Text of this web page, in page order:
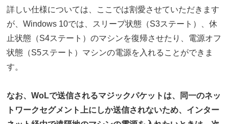
詳しい仕様については、ここでは割愛させていただきます
が、Windows 10では、スリープ状態（S3ステート）、休
止状態（S4ステート）のマシンを復帰させたり、電源オフ
状態（S5ステート）マシンの電源を入れることができま
す。
なお、WoLで送信されるマジックパケットは、同一のネッ
トワークセグメント上にしか送信されないため、インター